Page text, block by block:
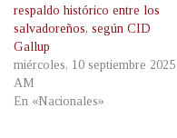
respaldo histórico entre los
salvadoreños, según CID
Gallup
miércoles, 10 septiembre 2025
AM
En «Nacionales»